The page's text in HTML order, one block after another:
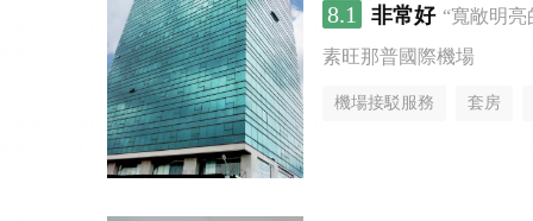
8.1 非常好 “寬敞明
素旺那普國際機場
機場接駁服務 套房